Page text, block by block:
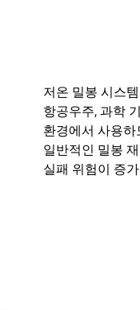
저온 밀봉 시스
항공우주, 과학
환경에서 사용
일반적인 밀봉
실패 위험이 증